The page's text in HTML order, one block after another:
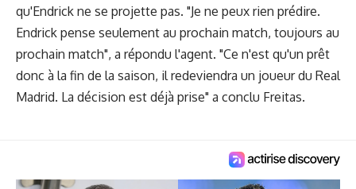
qu'Endrick ne se projette pas. "Je ne peux rien prédire.
Endrick pense seulement au prochain match, toujours au
prochain match", a répondu l'agent. "Ce n'est qu'un prêt
donc à la fin de la saison, il redeviendra un joueur du Real
Madrid. La décision est déjà prise" a conclu Freitas.